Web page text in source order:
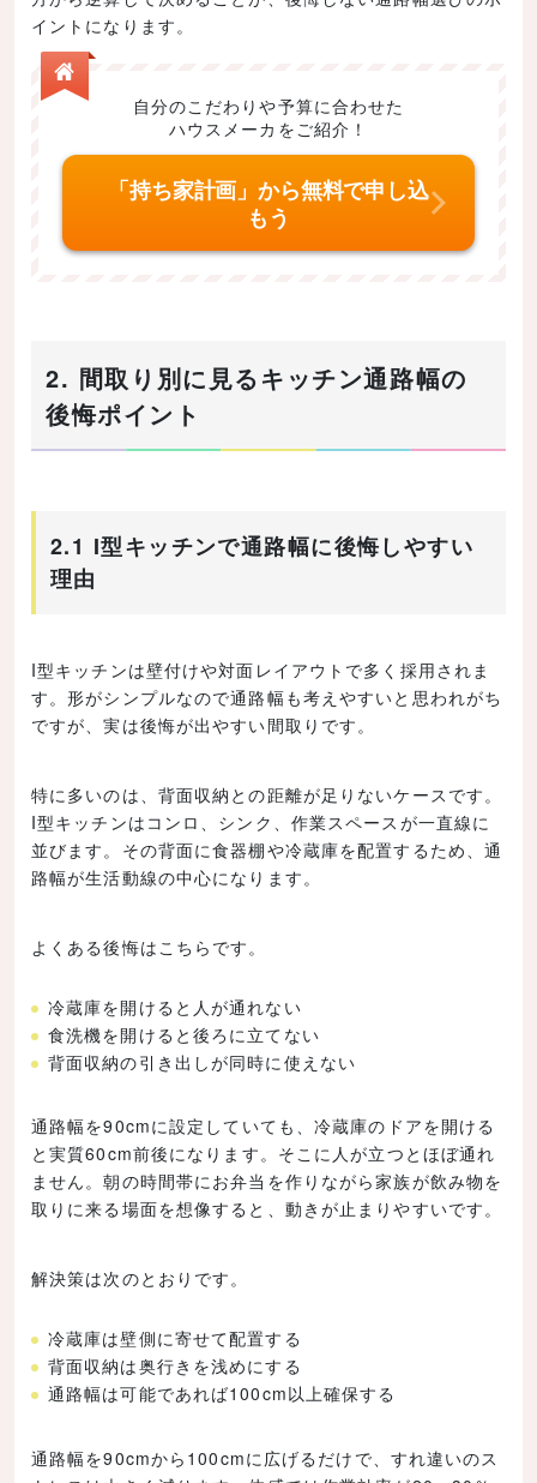
イントになります。
自分のこだわりや予算に合わせた
ハウスメーカをご紹介！
「持ち家計画」から無料で申し込
もう
2. 間取り別に見るキッチン通路幅の
後悔ポイント
2.1 I型キッチンで通路幅に後悔しやすい
理由
I型キッチンは壁付けや対面レイアウトで多く採用されま
す。形がシンプルなので通路幅も考えやすいと思われがち
ですが、実は後悔が出やすい間取りです。
特に多いのは、背面収納との距離が足りないケースです。
I型キッチンはコンロ、シンク、作業スペースが一直線に
並びます。その背面に食器棚や冷蔵庫を配置するため、通
路幅が生活動線の中心になります。
よくある後悔はこちらです。
冷蔵庫を開けると人が通れない
食洗機を開けると後ろに立てない
背面収納の引き出しが同時に使えない
通路幅を90cmに設定していても、冷蔵庫のドアを開ける
と実質60cm前後になります。そこに人が立つとほぼ通れ
ません。朝の時間帯にお弁当を作りながら家族が飲み物を
取りに来る場面を想像すると、動きが止まりやすいです。
解決策は次のとおりです。
冷蔵庫は壁側に寄せて配置する
背面収納は奥行きを浅めにする
通路幅は可能であれば100cm以上確保する
通路幅を90cmから100cmに広げるだけで、すれ違いのス